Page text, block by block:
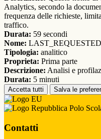
Analytics, secondo la
frequenza delle richieste,
traffico.
Durata: 59 secondi
Nome:
Tipologia: analitico
Proprieta: Prima parte
Descrizione: Analisi e
Durata: 5 minuti
Accetta tutti Salva le
Polo
Contatti